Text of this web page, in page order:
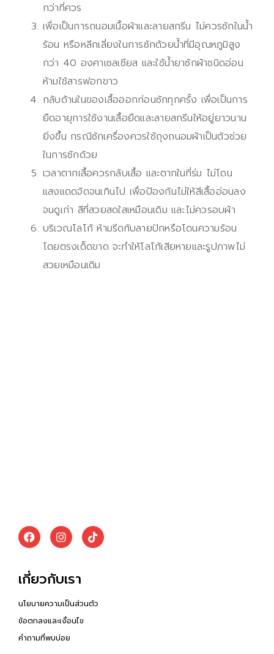
กว่าที่ควร
เพื่อเป็นการถนอมเนื้อผ้าและลายสกรีน ไม่ควรซักในน้ำ
ร้อน หรือหลีกเลี่ยงในการซักด้วยน้ำที่มีอุณหภูมิสูง
กว่า 40 องศาเซลเซียส และใช้น้ำยาซักผ้าชนิดอ่อน
ห้ามใช้สารฟอกขาว
กลับด้านในของเสื้อออกก่อนซักทุกครั้ง เพื่อเป็นการ
ยืดอายุการใช้งานเสื้อยืดและลายสกรีนให้อยู่ยาวนาน
ยิ่งขึ้น กรณีซักเครื่องควรใช้ถุงถนอมผ้าเป็นตัวช่วย
ในการซักด้วย
เวลาตากเสื้อควรกลับเสื้อ และตากในที่ร่ม ไม่โดน
แสงแดดจัดจนเกินไป เพื่อป้องกันไม่ให้สีเสื้ออ่อนลง
จนดูเก่า สีที่สวยสดใสเหมือนเดิม และไม่ควรอบผ้า
บริเวณโลโก้ ห้ามรีดทับลายปักหรือโดนความร้อน
โดยตรงเด็ดขาด จะทำให้โลโก้เสียหายและรูปภาพไม่
สวยเหมือนเดิม
เกี่ยวกับเรา
นโยบายความเป็นส่วนตัว
ข้อตกลงและเงื่อนไข
คำถามที่พบบ่อย